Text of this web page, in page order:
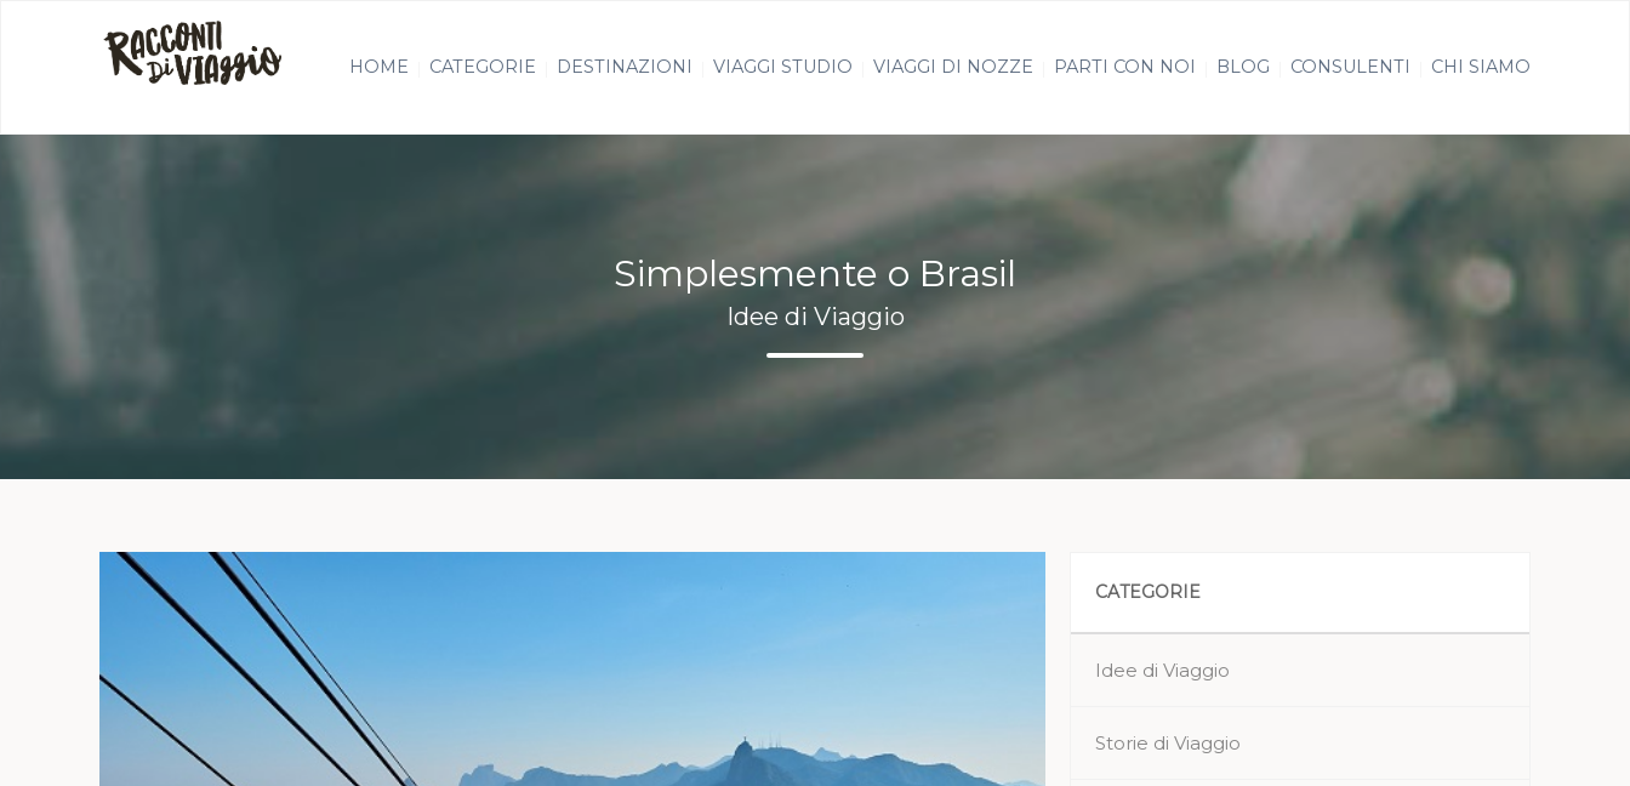
HOME CATEGORIE DESTINAZIONI VIAGGI STUDIO VIAGGI DI NOZZE PARTI CON NOI BLOG CONSULENTI CHI SIAMO
Simplesmente o Brasil
Idee di Viaggio
CATEGORIE
Idee di Viaggio
Storie di Viaggio